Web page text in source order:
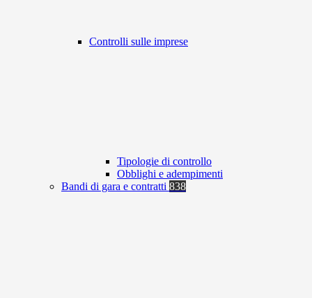
Controlli sulle imprese
Tipologie di controllo
Obblighi e adempimenti
Bandi di gara e contratti 838